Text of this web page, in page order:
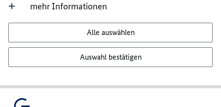
mehr Informationen
Alle auswählen
Auswahl bestätigen